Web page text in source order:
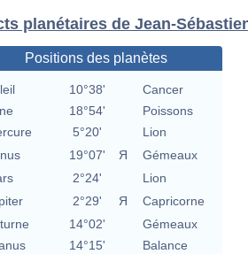
planétaires de Jean-
Positions des planètes
10°38'
Cancer
18°54'
Poissons
5°20'
Lion
19°07' Я
Gémeaux
2°24'
Lion
2°29' Я
Capricorne
14°02'
Gémeaux
14°15'
Balance